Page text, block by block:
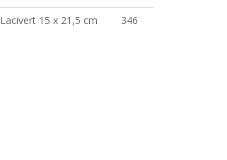
Lacivert 15 x 21,5 cm 346